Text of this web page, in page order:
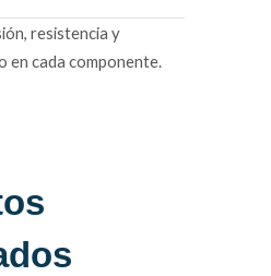
resistencia y
en cada componente.